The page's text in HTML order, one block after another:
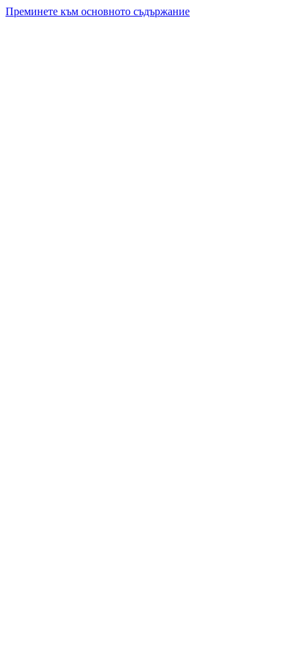
Преминете към основното съдържание